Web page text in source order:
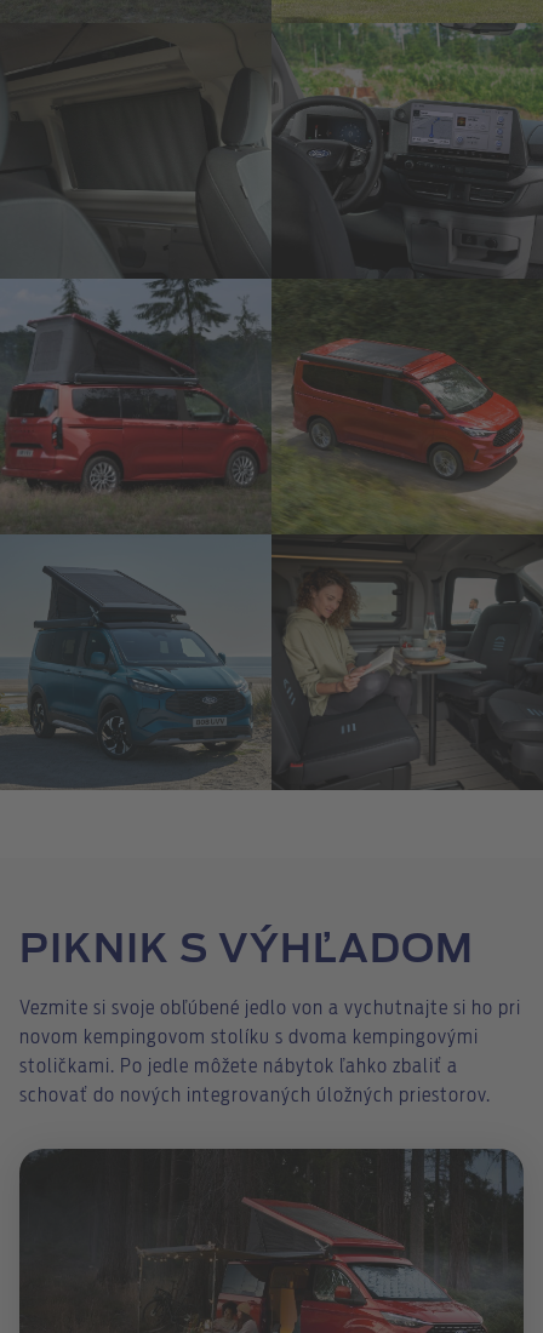
PIKNIK S VÝHĽADOM
Vezmite si svoje obľúbené jedlo von a vychutnajte si ho pri
novom kempingovom stolíku s dvoma kempingovými
stoličkami. Po jedle môžete nábytok ľahko zbaliť a
schovať do nových integrovaných úložných priestorov.